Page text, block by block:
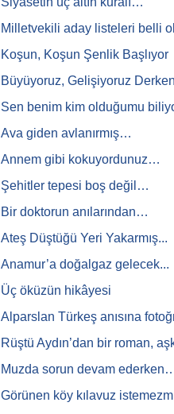
Milletvekili aday listeleri belli
Koşun, Koşun Şenlik Başlıyor
Büyüyoruz, Gelişiyoruz
Sen benim kim olduğumu
Ava giden avlanırmış…
Annem gibi kokuyordunuz…
Şehitler tepesi boş değil…
Bir doktorun anılarından…
Ateş Düştüğü Yeri Yakarmış...
Anamur’a doğalgaz gelecek...
Üç öküzün hikâyesi
Alparslan Türkeş anısına
Rüştü Aydın’dan bir roman,
Muzda sorun devam
Görünen köy kılavuz